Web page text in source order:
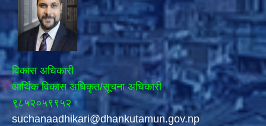
विकास अधिकारी
आर्थिक विकास अधिकृत/सूचना अधिकारी
९८५२०५९९५२
suchanaadhikari@dhankutamun.gov.np